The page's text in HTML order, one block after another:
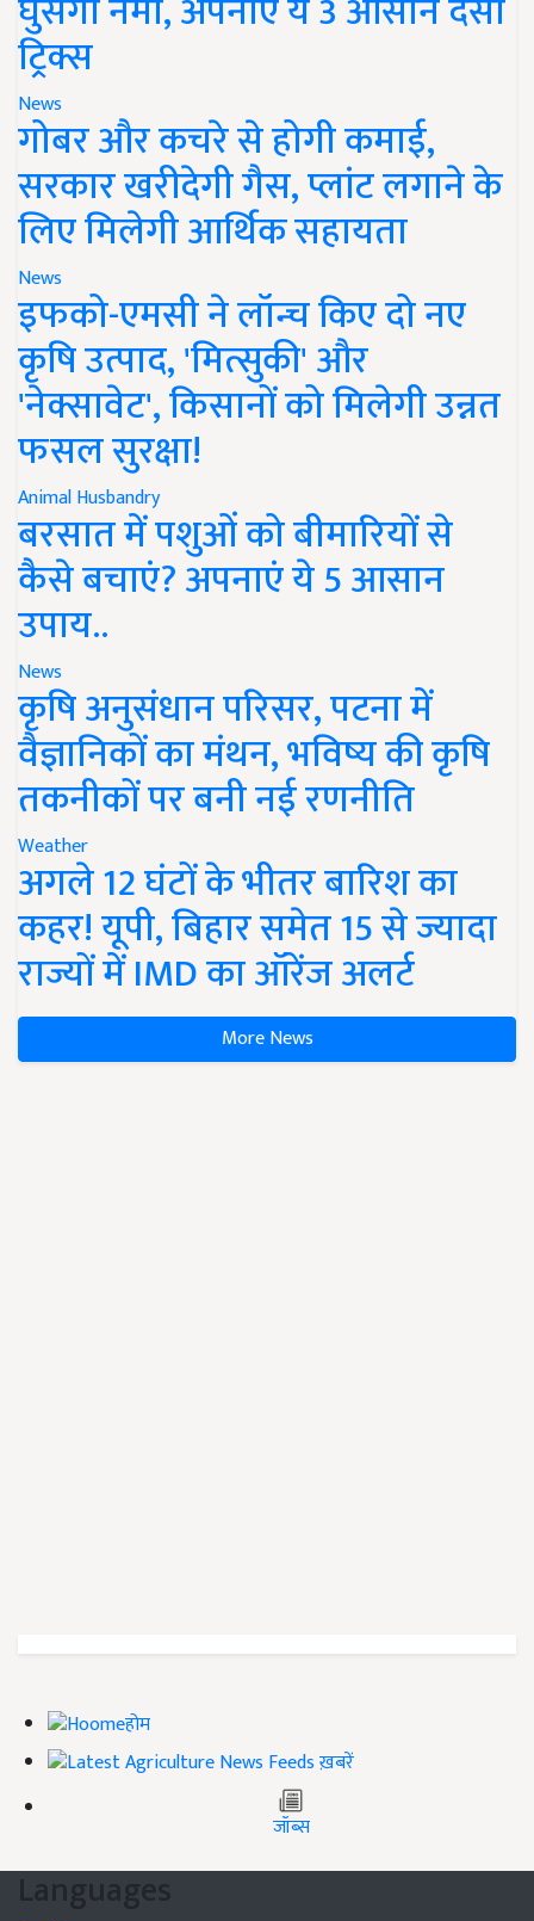
ट्रिक्स
News
गोबर और कचरे से होगी कमाई,
सरकार खरीदेगी गैस, प्लांट लगाने के
लिए मिलेगी आर्थिक सहायता
News
इफको-एमसी ने लॉन्च किए दो नए
कृषि उत्पाद, 'मित्सुकी' और
'नेक्सावेट', किसानों को मिलेगी उन्नत
फसल सुरक्षा!
Animal Husbandry
बरसात में पशुओं को बीमारियों से
कैसे बचाएं? अपनाएं ये 5 आसान
उपाय..
News
कृषि अनुसंधान परिसर, पटना में
वैज्ञानिकों का मंथन, भविष्य की कृषि
तकनीकों पर बनी नई रणनीति
Weather
अगले 12 घंटों के भीतर बारिश का
कहर! यूपी, बिहार समेत 15 से ज्यादा
राज्यों में IMD का ऑरेंज अलर्ट
More News
होम
ख़बरें
जॉब्स
Languages